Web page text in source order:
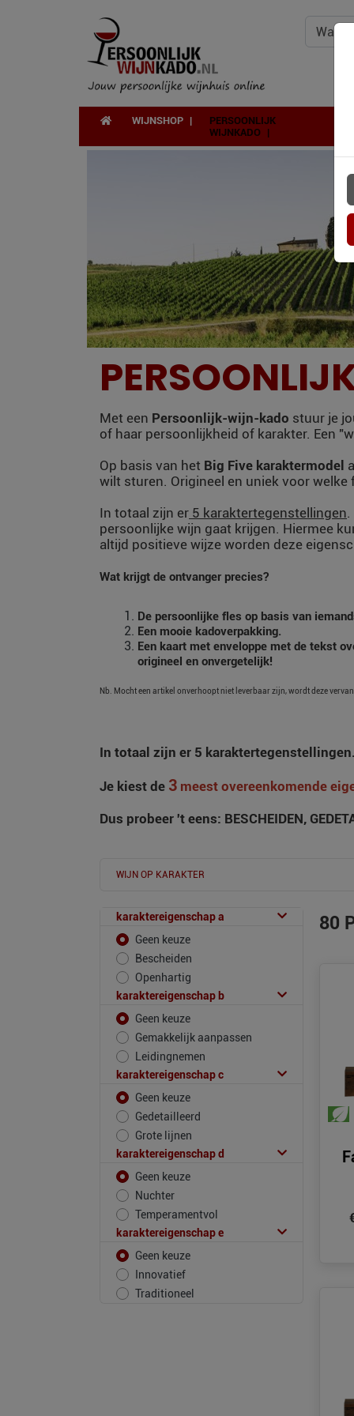
WIJNSHOP
PERSOONLIJK
WIJNKADO
Met een Persoonlijk-wijn-kado stuur je
of haar persoonlijkheid of karakter. Een
Op basis van het Big Five karaktermodel
wilt sturen. Origineel en uniek voor
In totaal zijn er 5 karaktertegenstellingen.
persoonlijke wijn gaat krijgen. Hiermee
altijd positieve wijze worden deze
Wat krijgt de ontvanger precies?
De persoonlijke fles op basis van
Een mooie kadoverpakking.
Een kaart met enveloppe met de tekst
origineel en onvergetelijk!
Nb. Mocht een artikel onverhoopt niet leverbaar zijn, wordt deze
In totaal zijn er 5
Je kiest de 3 meest overeenkomende
Dus probeer 't eens: BESCHEIDEN,
WIJN OP KARAKTER
karaktereigenschap a
Geen keuze
Bescheiden
Openhartig
karaktereigenschap b
Geen keuze
Gemakkelijk aanpassen
Leidingnemen
karaktereigenschap c
Geen keuze
Gedetailleerd
Grote lijnen
karaktereigenschap d
Geen keuze
Nuchter
Temperamentvol
karaktereigenschap e
Geen keuze
Innovatief
Traditioneel
80